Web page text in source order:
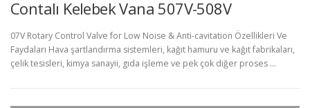
Contalı Kelebek Vana 507V-508V
07V Rotary Control Valve for Low Noise & Anti-cavitation Özellikleri Ve
Faydaları Hava şartlandırma sistemleri, kağıt hamuru ve kağıt fabrikaları,
çelik tesisleri, kimya sanayii, gıda işleme ve pek çok diğer proses …